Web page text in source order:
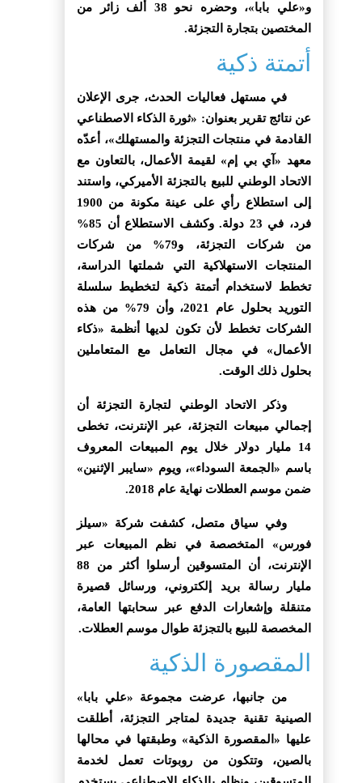
و«علي بابا»، وحضره نحو 38 ألف زائر من
المختصين بتجارة التجزئة.
أتمتة ذكية
في مستهل فعاليات الحدث، جرى الإعلان
عن نتائج تقرير بعنوان: «ثورة الذكاء الاصطناعي
القادمة في منتجات التجزئة والمستهلك»، أعدّه
معهد «آي بي إم» لقيمة الأعمال، بالتعاون مع
الاتحاد الوطني للبيع بالتجزئة الأميركي، واستند
إلى استطلاع رأي على عينة مكونة من 1900
فرد، في 23 دولة. وكشف الاستطلاع أن 85%
من شركات التجزئة، و79% من شركات
المنتجات الاستهلاكية التي شملتها الدراسة،
تخطط لاستخدام أتمتة ذكية لتخطيط سلسلة
التوريد بحلول عام 2021، وأن 79% من هذه
الشركات تخطط لأن تكون لديها أنظمة «ذكاء
الأعمال» في مجال التعامل مع المتعاملين
بحلول ذلك الوقت.
وذكر الاتحاد الوطني لتجارة التجزئة أن
إجمالي مبيعات التجزئة، عبر الإنترنت، تخطى
14 مليار دولار خلال يوم المبيعات المعروف
باسم «الجمعة السوداء»، ويوم «سايبر الإثنين»
ضمن موسم العطلات نهاية عام 2018.
وفي سياق متصل، كشفت شركة «سيلز
فورس» المتخصصة في نظم المبيعات عبر
الإنترنت، أن المتسوقين أرسلوا أكثر من 88
مليار رسالة بريد إلكتروني، ورسائل قصيرة
متنقلة وإشعارات الدفع عبر سحابتها العامة،
المخصصة للبيع بالتجزئة طوال موسم العطلات.
المقصورة الذكية
من جانبها، عرضت مجموعة «علي بابا»
الصينية تقنية جديدة لمتاجر التجزئة، أطلقت
عليها «المقصورة الذكية» وطبقتها في محالها
بالصين، وتتكون من روبوتات تعمل لخدمة